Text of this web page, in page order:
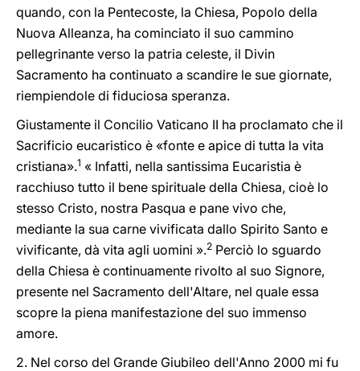
quando, con la Pentecoste, la Chiesa, Popolo della
Nuova Alleanza, ha cominciato il suo cammino
pellegrinante verso la patria celeste, il Divin
Sacramento ha continuato a scandire le sue giornate,
riempiendole di fiduciosa speranza.
Giustamente il Concilio Vaticano II ha proclamato che il
Sacrificio eucaristico è «fonte e apice di tutta la vita
cristiana».1 « Infatti, nella santissima Eucaristia è
racchiuso tutto il bene spirituale della Chiesa, cioè lo
stesso Cristo, nostra Pasqua e pane vivo che,
mediante la sua carne vivificata dallo Spirito Santo e
vivificante, dà vita agli uomini ».2 Perciò lo sguardo
della Chiesa è continuamente rivolto al suo Signore,
presente nel Sacramento dell'Altare, nel quale essa
scopre la piena manifestazione del suo immenso
amore.
2. Nel corso del Grande Giubileo dell'Anno 2000 mi fu